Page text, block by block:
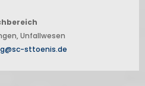
Unfallwesen
sttoenis.de